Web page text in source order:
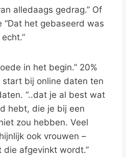
alledaags gedrag.” Of
“Dat het gebaseerd was
in het begin.” 20%
bij online daten ten
“..dat je al best wat
hebt, die je bij een
zou hebben. Veel
ook vrouwen –
die afgevinkt wordt.”